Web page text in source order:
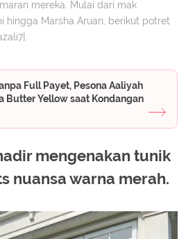
mereka. Mulai dari mak
hingga Marsha Aruan, berikut potret
Full Payet, Pesona Aaliyah
Butter Yellow saat Kondangan
mengenakan tunik
nuansa warna merah.